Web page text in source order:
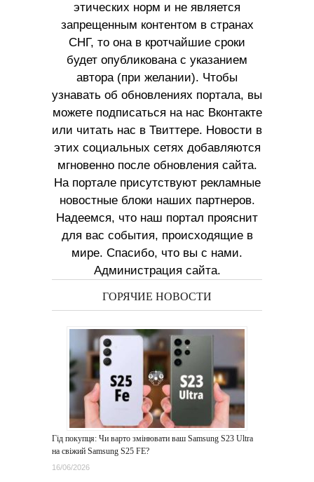
этических норм и не является
запрещенным контентом в странах
СНГ, то она в кротчайшие сроки
будет опубликована с указанием
автора (при желании). Чтобы
узнавать об обновлениях портала, вы
можете подписаться на нас Вконтакте
или читать нас в Твиттере. Новости в
этих социальных сетях добавляются
мгновенно после обновления сайта.
На портале присутствуют рекламные
новостные блоки наших партнеров.
Надеемся, что наш портал прояснит
для вас события, происходящие в
мире. Спасибо, что вы с нами.
Администрация сайта.
ГОРЯЧИЕ НОВОСТИ
Гід покупця: Чи варто змінювати ваш Samsung S23 Ultra
на свіжий Samsung S25 FE?
16/06/2026